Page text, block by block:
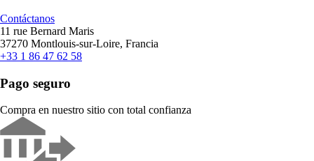
Contáctanos
11 rue Bernard Maris
37270 Montlouis-sur-Loire, Francia
+33 1 86 47 62 58
Pago seguro
Compra en nuestro sitio con total confianza